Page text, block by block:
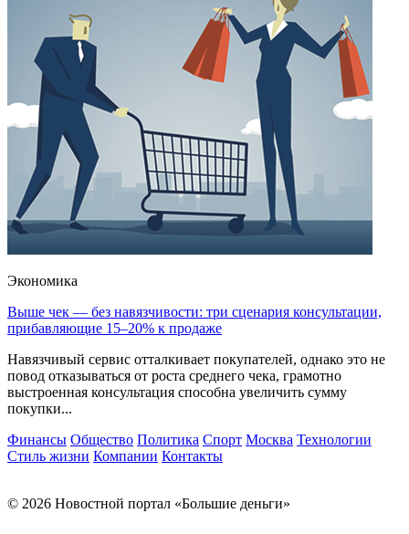
Экономика
Выше чек — без навязчивости: три сценария консультации,
прибавляющие 15–20% к продаже
Навязчивый сервис отталкивает покупателей, однако это не
повод отказываться от роста среднего чека, грамотно
выстроенная консультация способна увеличить сумму
покупки...
Финансы Общество Политика Спорт Москва Технологии
Стиль жизни Компании Контакты
© 2026 Новостной портал «Большие деньги»